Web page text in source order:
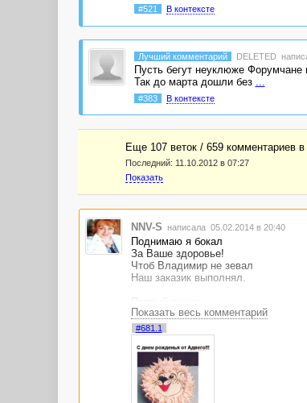
#521 В контексте
Лучший комментарий DELETED
Пусть бегут неуклюже
Так до марта дошли без ...
#383 В контексте
Еще 107 веток / 659 комментариев
Последний: 11.10.2012 в 07:27
Показать
NNV-S написала 05.02.2014 в 20:40
Поднимаю я бокал
За Ваше здоровье!
Чтоб Владимир не зевал
Наш заказик выполнял.
Лови удачу,
Пуд здоровья на придачу.
Уважение не забыть,
Чтоб всегда любимым быть!
Пункт второй:
Показать весь комментарий
#681.1